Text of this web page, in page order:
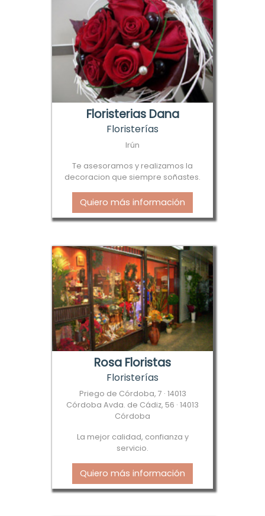
Floristerias Dana
Floristerías
Irún
Te asesoramos y realizamos la
decoracion que siempre soñastes.
Quiero más información
Rosa Floristas
Floristerías
Priego de Córdoba, 7 · 14013
Córdoba Avda. de Cádiz, 56 · 14013
Córdoba
La mejor calidad, confianza y
servicio.
Quiero más información